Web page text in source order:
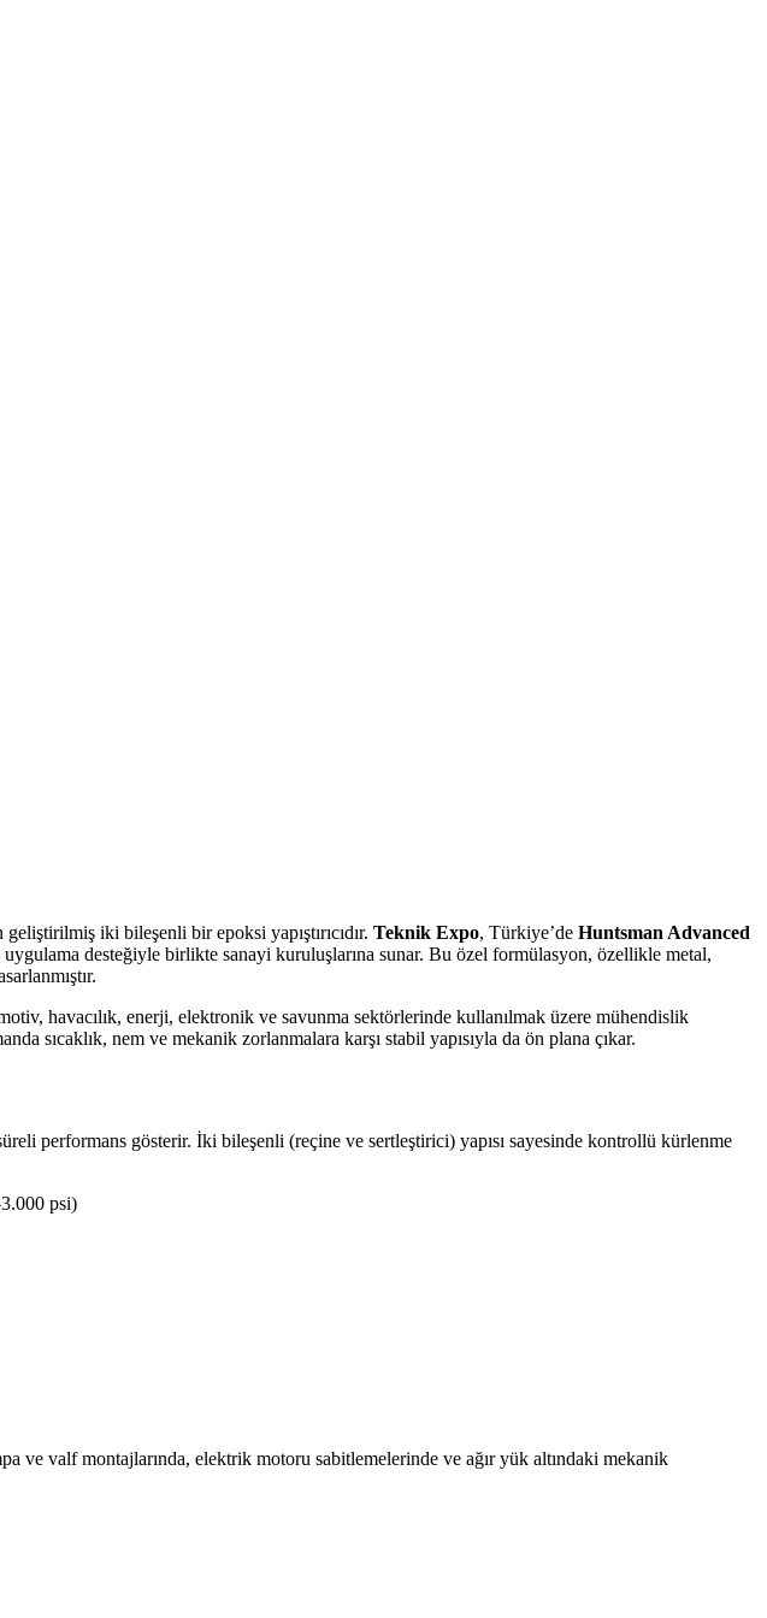
iki bileşenli bir epoksi yapıştırıcıdır. Teknik Expo, Türkiye’de Huntsman Advanced
desteğiyle birlikte sanayi kuruluşlarına sunar. Bu özel formülasyon, özellikle metal,
havacılık, enerji, elektronik ve savunma sektörlerinde kullanılmak üzere mühendislik
sıcaklık, nem ve mekanik zorlanmalara karşı stabil yapısıyla da ön plana çıkar.
performans gösterir. İki bileşenli (reçine ve sertleştirici) yapısı sayesinde kontrollü kürlenme
psi)
ve valf montajlarında, elektrik motoru sabitlemelerinde ve ağır yük altındaki mekanik